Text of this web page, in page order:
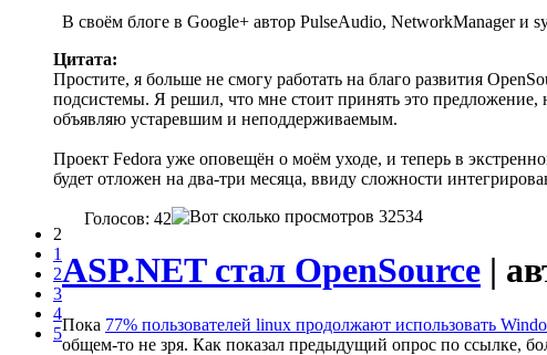
В своём блоге в Google+ автор PulseAudio, NetworkManager и
Цитата:
Простите, я больше не смогу работать на благо развития
подсистемы. Я решил, что мне стоит принять это предложение,
объявляю устаревшим и неподдерживаемым.
Проект Fedora уже оповещён о моём уходе, и теперь в
будет отложен на два-три месяца, ввиду сложности
2
1
2
3
4
5
Голосов: 42 32534
ASP.NET стал OpenSource |
Пока 77% пользователей linux продолжают использовать
общем-то не зря. Как показал предыдущий опрос по ссылке,